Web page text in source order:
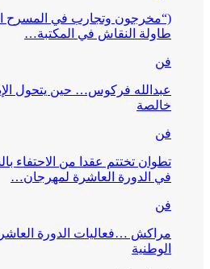
(“مخرجون وتجارب في المسرح
طاولة النقاش في المكتبة…
فن
عبدالله فركوس… حين يتحول
خالصة
فن
تطوان تختتم عقدا من الاحتفاء
في الدورة العاشرة لمهرجان…
فن
مراكش …فعاليات الدورة
الوطنية